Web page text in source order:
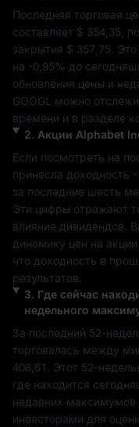
Последняя торговая
составляет $ 354,35 ,
закрытия $ 357,75 .
на -0,95% до
GOOGL
можно
времени и в разделе
2. Акции Alphabet
Если посмотреть на
принесла доходность
за последние шесть
Эти цифры отражают
влияние дивидендов.
динамику цен на акции
что доходность в
результатов.
3. Где сейчас
недельного
За последний 52-
торговалась между
408,61
. Этот 52-
где находится
недавних максимумов
инвесторами для